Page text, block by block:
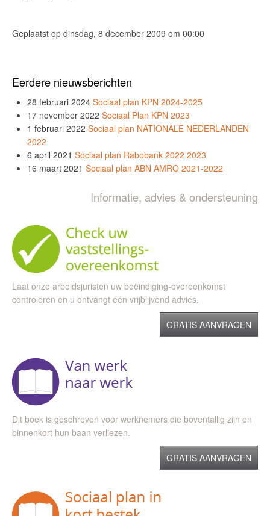
Geplaatst op dinsdag, 8 december 2009 om 00:00
Eerdere nieuwsberichten
28 februari 2024 Sociaal plan KPN 2024-2025
17 november 2022 Sociaal Plan KPN 2023
1 februari 2022 Sociaal plan NATIONALE NEDERLANDEN
2022
6 april 2021 Sociaal plan Rabobank 2022 2023
16 maart 2021 Sociaal plan ABN AMRO 2021-2022
Informatie, advies & ondersteuning
Laat onze arbeidsjuristen uw beëindiging-overeenkomst
controleren en u ontvangt een vrijblijvend advies.
GRATIS AANVRAGEN
Dit boek is geschreven voor werknemers die boventallig zijn en
binnenkort hun baan verliezen.
GRATIS AANVRAGEN